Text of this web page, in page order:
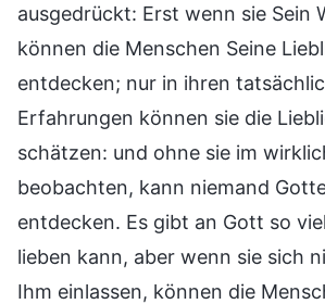
ausgedrückt: Erst wenn sie Sein
können die Menschen Seine
entdecken; nur in ihren
Erfahrungen können sie die
schätzen: und ohne sie im
beobachten, kann niemand
entdecken. Es gibt an Gott so
lieben kann, aber wenn sie sich
Ihm einlassen, können die